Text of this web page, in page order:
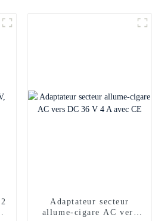
Adaptateur secteur
allume-cigare AC vers